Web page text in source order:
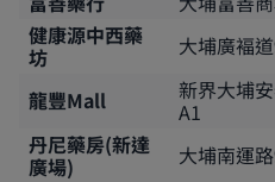
健康源中西藥
坊
大埔廣褔
龍豐Mall
新界大埔
A1
丹尼藥房(新達
廣場)
大埔南運